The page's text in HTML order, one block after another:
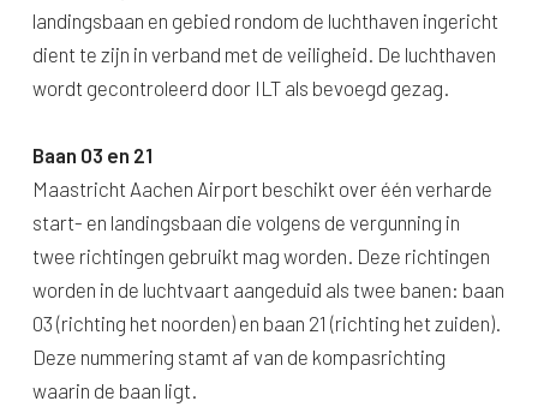
landingsbaan en gebied rondom de luchthaven ingericht
dient te zijn in verband met de veiligheid. De luchthaven
wordt gecontroleerd door ILT als bevoegd gezag.
Baan 03 en 21
Maastricht Aachen Airport beschikt over één verharde
start- en landingsbaan die volgens de vergunning in
twee richtingen gebruikt mag worden. Deze richtingen
worden in de luchtvaart aangeduid als twee banen: baan
03 (richting het noorden) en baan 21 (richting het zuiden).
Deze nummering stamt af van de kompasrichting
waarin de baan ligt.